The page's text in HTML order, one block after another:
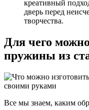
креативный
дверь перед
творчества.
Для чего
пружины из
Все мы знаем, каким